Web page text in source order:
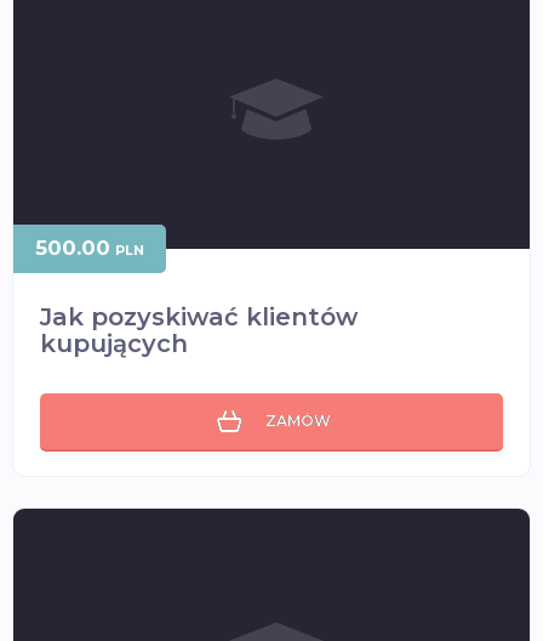
Jak pozyskiwać klientów
kupujących
500.00 PLN
ZAMÓW